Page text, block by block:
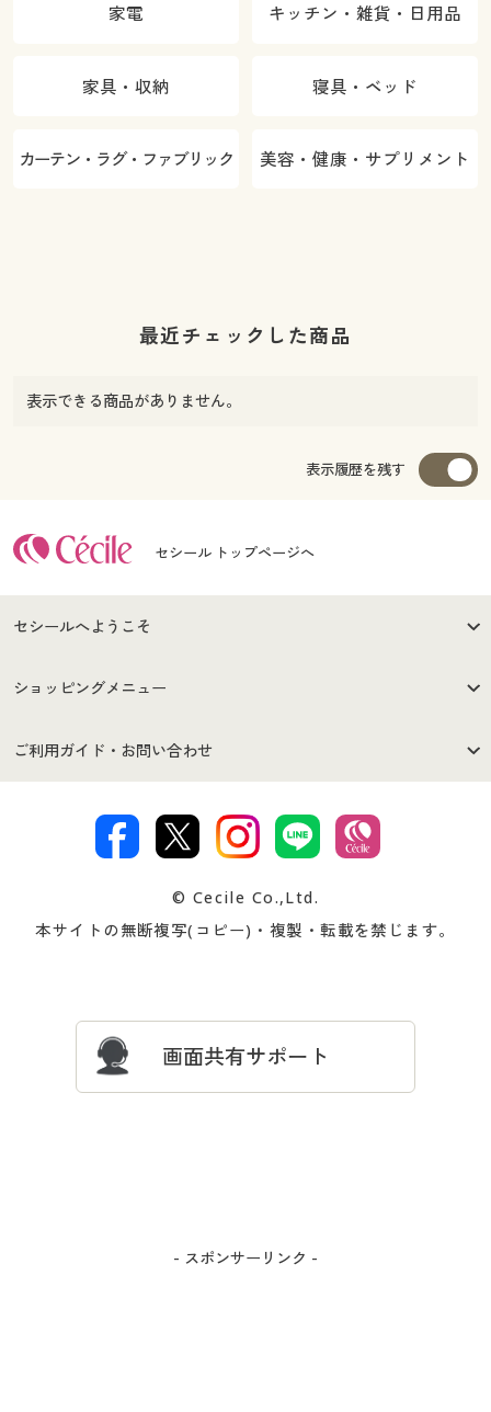
家電 キッチン・雑貨・日用品
家具・収納 寝具・ベッド
カーテン・ラグ・ファブリック 美容・健康・サプリメント
最近チェックした商品
表示できる商品がありません。
表示履歴を残す
セシール トップページへ
セシールへようこそ
はじめての方へ
セシールご利用規約
著作権・商標について 会社案内
ショッピングメニュー
商品カテゴリ
プレゼント＆キャンペーン サイトマップ
ご利用ガイド・お問い合わせ
交換・返品は お支払は
ついて
忘れの場合
© Cecile Co.,Ltd.
本サイトの無断複写(コピー)・複製・転載を禁じます。
画面共有サポート
- スポンサーリンク -